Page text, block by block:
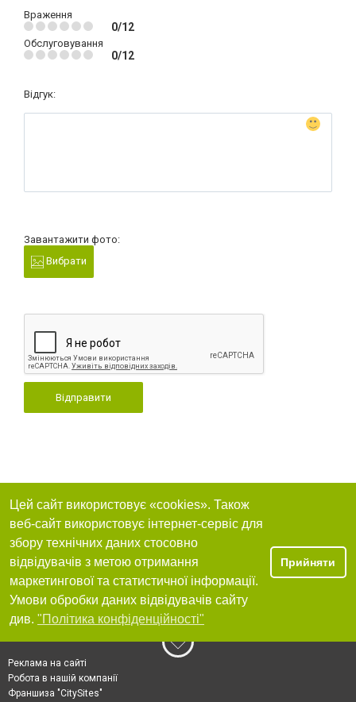
Враження
0/12
Обслуговування
0/12
Відгук:
Завантажити фото:
Вибрати
Відправити
Цей сайт використовує «cookies». Також
веб-сайт використовує інтернет-сервіс для
збору технічних даних стосовно
відвідувачів з метою отримання
маркетингової та статистичної інформації.
Умови обробки даних відвідувачів сайту
див. "Політика конфіденційності"
Прийняти
Реклама на сайті
Робота в нашій компанії
Франшиза "CitySites"